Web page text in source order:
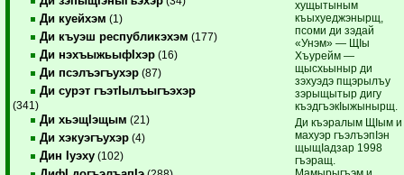
Ди куейхэм (1)
Ди къуэш республикэхэм (177)
Ди нэхъыжьыфIхэр (16)
Ди псэлъэгъухэр (87)
Ди сурэт гъэтIылъыгъэхэр
(341)
Ди хьэщIэщым (21)
Ди хэкуэгъухэр (4)
Дин Iуэху (102)
хущытыным
къыхуеджэнырщ,
псоми ди зэдай
«Унэм» — ЩIы
Хъурейм —
щысхьыныр ди
зэхуэдэ пщэрылъу
зэрыщытыр дигу
къэдгъэкIыжынырщ.
Ди къэралым ЩIым и
махуэр гъэлъэпIэн
щыщIадзар 1998
гъэращ.